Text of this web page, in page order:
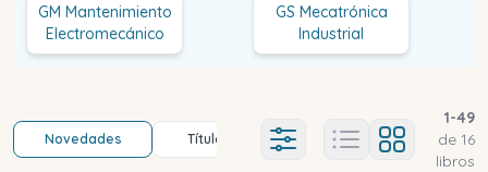
GM Mantenimiento
Electromecánico
GS Mecatrónica
Industrial
Novedades Título (a-z) Título (z-a)
Ajustes abierto
1-49
de 16
libros